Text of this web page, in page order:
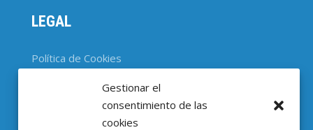
Gestionar el
consentimiento de las
cookies
LEGAL
Política de Cookies
CONTACTO